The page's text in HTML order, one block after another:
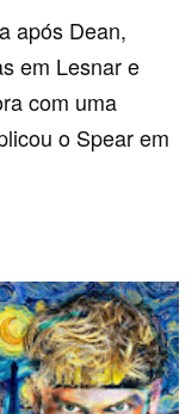
após Dean,
em Lesnar e
com uma
o Spear em